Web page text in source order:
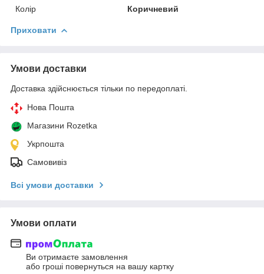
Колір
Коричневий
Приховати
Умови доставки
Доставка здійснюється тільки по передоплаті.
Нова Пошта
Магазини Rozetka
Укрпошта
Самовивіз
Всі умови доставки
Умови оплати
Ви отримаєте замовлення
або гроші повернуться на вашу картку